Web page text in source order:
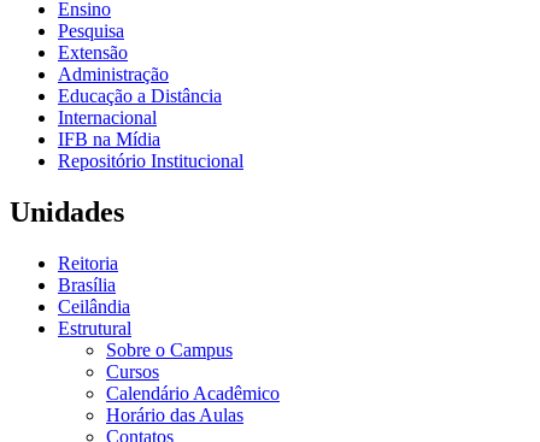
Ensino
Pesquisa
Extensão
Administração
Educação a Distância
Internacional
IFB na Mídia
Repositório Institucional
Unidades
Reitoria
Brasília
Ceilândia
Estrutural
Sobre o Campus
Cursos
Calendário Acadêmico
Horário das Aulas
Contatos